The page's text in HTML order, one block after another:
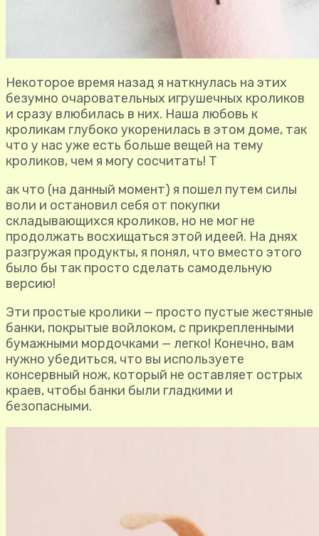
Некоторое время назад я наткнулась на этих
безумно очаровательных игрушечных кроликов
и сразу влюбилась в них. Наша любовь к
кроликам глубоко укоренилась в этом доме, так
что у нас уже есть больше вещей на тему
кроликов, чем я могу сосчитать! Т
ак что (на данный момент) я пошел путем силы
воли и остановил себя от покупки
складывающихся кроликов, но не мог не
продолжать восхищаться этой идеей. На днях
разгружая продукты, я понял, что вместо этого
было бы так просто сделать самодельную
версию!
Эти простые кролики — просто пустые жестяные
банки, покрытые войлоком, с прикрепленными
бумажными мордочками — легко! Конечно, вам
нужно убедиться, что вы используете
консервный нож, который не оставляет острых
краев, чтобы банки были гладкими и
безопасными.